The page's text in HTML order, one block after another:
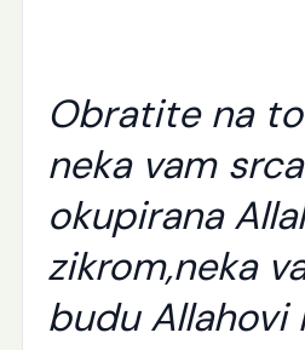
Obratite na
neka vam
okupirana
zikrom,neka
budu Allahovi